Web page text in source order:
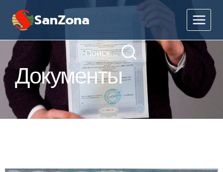
SanZona
Поиск...
Документы